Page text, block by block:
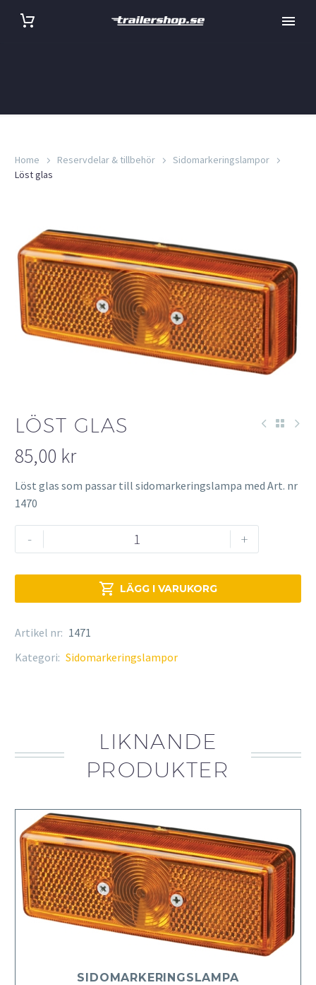
Home Reservdelar & tillbehör
Sidomarkeringslampor
Löst glas
LÖST GLAS
85,00 kr
Löst glas som passar till sidomarkeringslampa med Art. nr
1470
-
glas
+
 LÄGG I VARUKORG
Artikel nr: 1471
Kategori: Sidomarkeringslampor
LIKNANDE
PRODUKTER
SIDOMARKERINGSLAMPA